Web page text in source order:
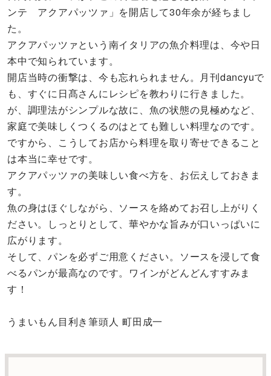
ンテ アクアパッツァ」を開店して30年余が経ちまし
た。
アクアパッツァという南イタリアの魚介料理は、今や日
本中で知られています。
開店当時の衝撃は、今も忘れられません。月刊dancyuで
も、すぐに日髙さんにレシピを教わりに行きました。
が、調理法がシンプルな故に、魚の状態の見極めなど、
家庭で美味しくつくるのはとても難しい料理なのです。
ですから、こうしてお店から料理を取り寄せできること
は本当に幸せです。
アクアパッツァの美味しい食べ方を、お伝えしておきま
す。
魚の身はほぐしながら、ソースを絡めてお召し上がりく
ださい。しっとりとして、華やかな旨みが口いっぱいに
広がります。
そして、パンを必ずご用意ください。ソースを浸して食
べるパンが最高なのです。ワインがどんどんすすみま
す！
うまいもん目利き筆頭人 町田成一